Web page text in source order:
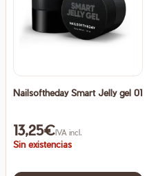
Nailsoftheday Smart Jelly gel 01
13,25€IVA incl.
Sin existencias